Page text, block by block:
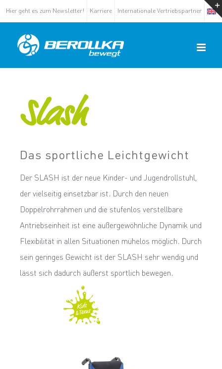
Hier geht es zum Newsletter! Karriere Internationale Vertriebspartner
Slash
Das sportliche Leichtgewicht
Der SLASH ist der neue Kinder- und Jugend­rollstuhl,
der vielseitig einsetzbar ist. Durch den neuen
Doppelrohrrahmen und die stufenlos verstellbare
Antriebseinheit ist eine außergewöhnliche Dynamik und
Flexibilität in allen Si­tuationen mühelos möglich. Durch
sein geringes Gewicht ist der SLASH sehr wendig und
lässt sich dadurch äußerst sportlich bewegen.